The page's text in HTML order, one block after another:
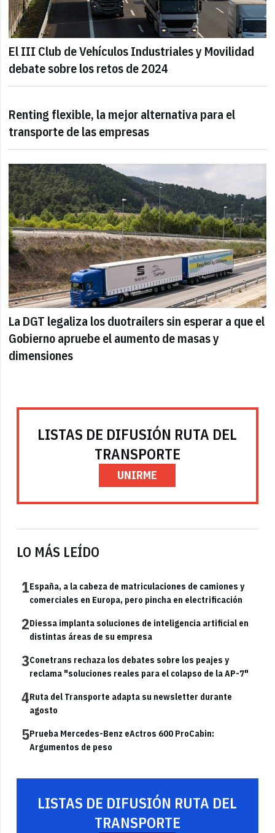
El III Club de Vehículos Industriales y Movilidad
debate sobre los retos de 2024
Renting flexible, la mejor alternativa para el
transporte de las empresas
La DGT legaliza los duotrailers sin esperar a que el
Gobierno apruebe el aumento de masas y
dimensiones
LISTAS DE DIFUSIÓN RUTA DEL
TRANSPORTE
UNIRME
LO MÁS LEÍDO
1España, a la cabeza de matriculaciones de camiones y
comerciales en Europa, pero pincha en electrificación
2Diessa implanta soluciones de inteligencia artificial en
distintas áreas de su empresa
3Conetrans rechaza los debates sobre los peajes y
reclama "soluciones reales para el colapso de la AP-7"
4Ruta del Transporte adapta su newsletter durante
agosto
5Prueba Mercedes-Benz eActros 600 ProCabin:
Argumentos de peso
LISTAS DE DIFUSIÓN RUTA DEL
TRANSPORTE